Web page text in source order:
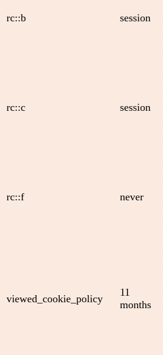
rc::b session
rc::c session
rc::f never
viewed_cookie_policy
11
months